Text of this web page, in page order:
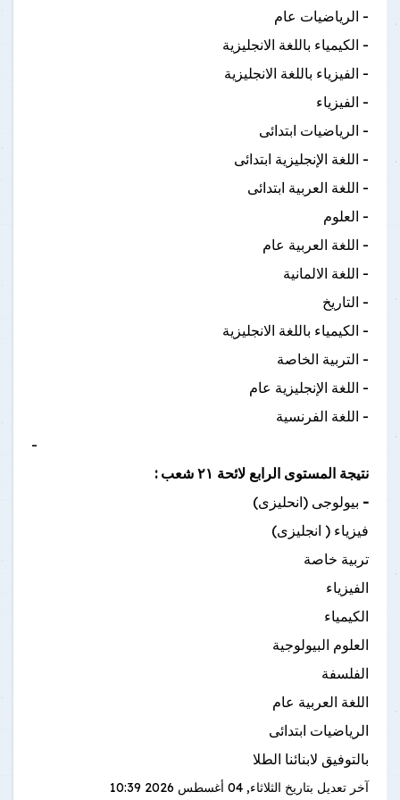
- الرياضيات عام
- الكيمياء باللغة الانجليزية
- الفيزياء باللغة الانجليزية
- الفيزياء
- الرياضيات ابتدائى
- اللغة الإنجليزية ابتدائى
- اللغة العربية ابتدائى
- العلوم
- اللغة العربية عام
- اللغة الالمانية
- التاريخ
- الكيمياء باللغة الانجليزية
- التربية الخاصة
- اللغة الإنجليزية عام
- اللغة الفرنسية
-
نتيجة المستوى الرابع لائحة ٢١ شعب :
- بيولوجى (انحليزى)
فيزياء ( انجليزى)
تربية خاصة
الفيزياء
الكيمياء
العلوم البيولوجية
الفلسفة
اللغة العربية عام
الرياضيات ابتدائى
بالتوفيق لابنائنا الطلا
آخر تعديل بتاريخ الثلاثاء, 04 أغسطس 2026 10:39